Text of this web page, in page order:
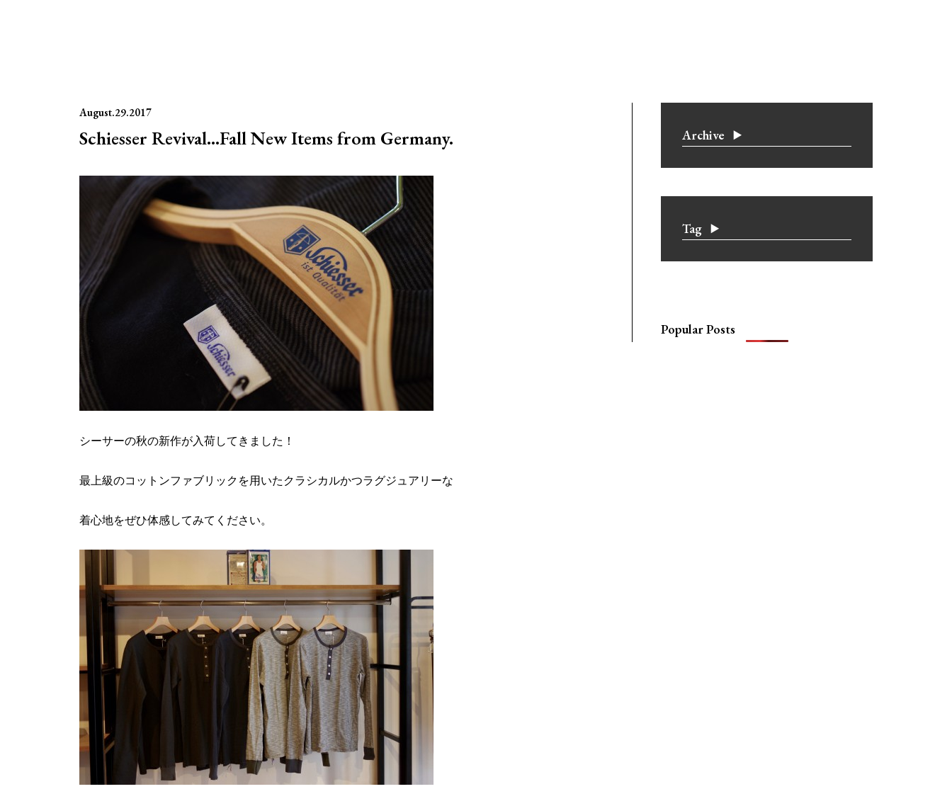
August.29.2017
Schiesser Revival…Fall New Items from Germany.
シーサーの秋の新作が入荷してきました！
最上級のコットンファブリックを用いたクラシカルかつラグジュアリーな
着心地をぜひ体感してみてください。
Archive
Tag
Popular Posts